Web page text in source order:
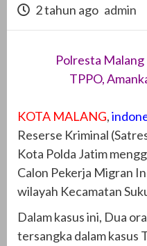
2 tahun ago admin
Polresta
TPPO,
KOTA MALANG,
Reserse Kriminal
Kota Polda Jatim
Calon Pekerja Migran
wilayah Kecamatan
Dalam kasus ini, Dua
tersangka dalam kasus